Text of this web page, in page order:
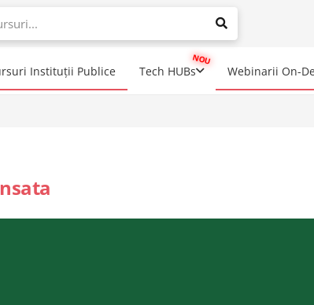
When autocomplete results are
Instituții Publice Tech HUBs Webinarii On-